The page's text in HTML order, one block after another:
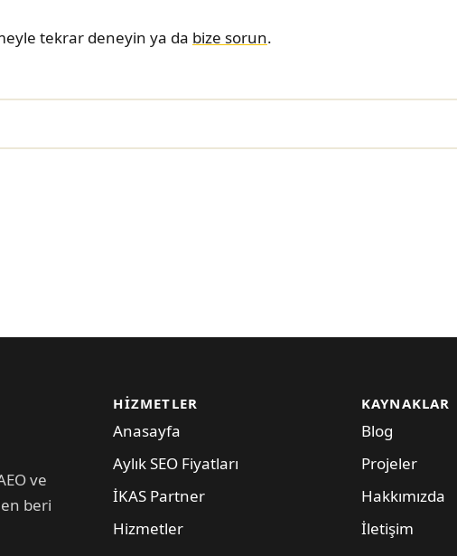
tekrar deneyin ya da bize sorun.
ve
beri
HIZMETLER
Anasayfa
Aylık SEO Fiyatları
İKAS Partner
Hizmetler
KAYNAKLAR
Blog
Projeler
Hakkımızda
İletişim